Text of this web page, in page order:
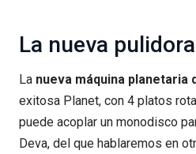
La nueva
La nueva máquina planetaria
exitosa Planet, con 4 platos
puede acoplar un monodisco
Deva, del que hablaremos en